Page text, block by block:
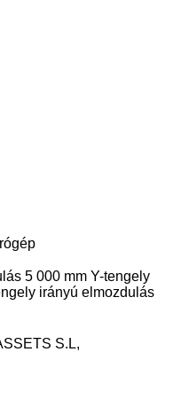
5 000 mm Y-tengely
irányú elmozdulás
S.L,